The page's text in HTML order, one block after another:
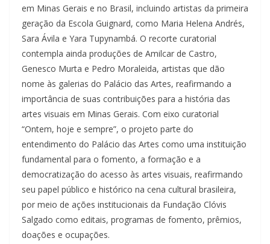
em Minas Gerais e no Brasil, incluindo artistas da primeira
geração da Escola Guignard, como Maria Helena Andrés,
Sara Ávila e Yara Tupynambá. O recorte curatorial
contempla ainda produções de Amilcar de Castro,
Genesco Murta e Pedro Moraleida, artistas que dão
nome às galerias do Palácio das Artes, reafirmando a
importância de suas contribuições para a história das
artes visuais em Minas Gerais. Com eixo curatorial
“Ontem, hoje e sempre”, o projeto parte do
entendimento do Palácio das Artes como uma instituição
fundamental para o fomento, a formação e a
democratização do acesso às artes visuais, reafirmando
seu papel público e histórico na cena cultural brasileira,
por meio de ações institucionais da Fundação Clóvis
Salgado como editais, programas de fomento, prêmios,
doações e ocupações.